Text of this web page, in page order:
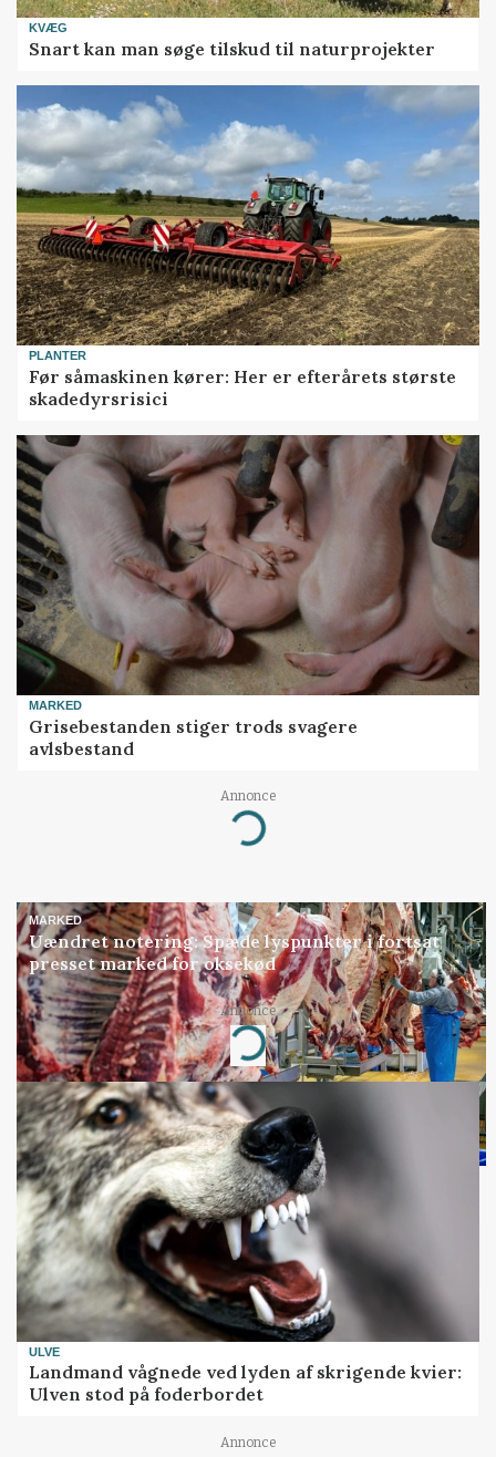
KVÆG
Snart kan man søge tilskud til naturprojekter
PLANTER
Før såmaskinen kører: Her er efterårets største
skadedyrsrisici
MARKED
Grisebestanden stiger trods svagere
avlsbestand
Annonce
Loading...
MARKED
Uændret notering: Spæde lyspunkter i fortsat
presset marked for oksekød
Annonce
Loading...
ULVE
Landmand vågnede ved lyden af skrigende kvier:
Ulven stod på foderbordet
Annonce